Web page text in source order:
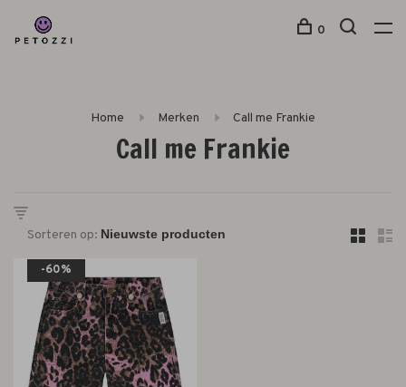
0
Home Merken Call me Frankie
Call me Frankie
Sorteren op:
-60%